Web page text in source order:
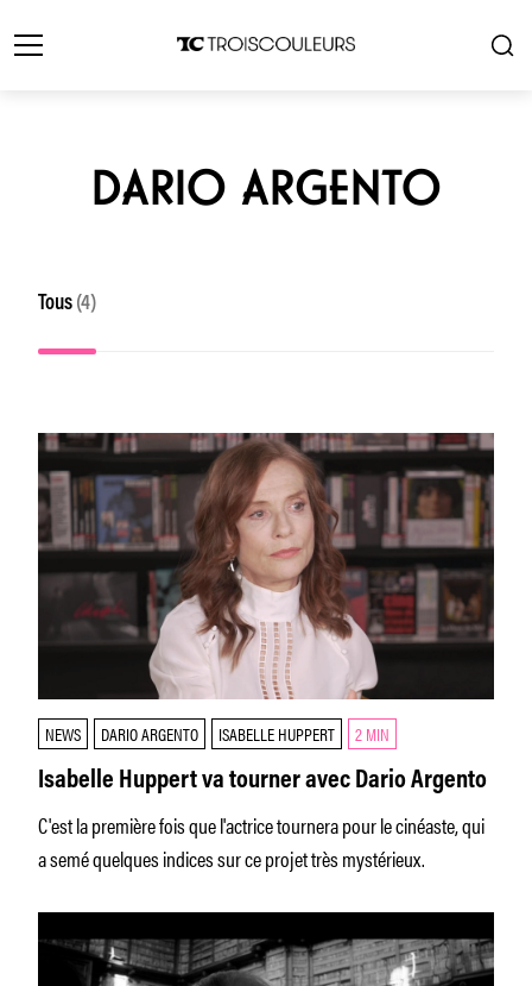
DARIO ARGENTO
Tous (4)
NEWS DARIO ARGENTO ISABELLE HUPPERT 2 MIN
Isabelle Huppert va tourner avec Dario Argento
C'est la première fois que l'actrice tournera pour le cinéaste, qui
a semé quelques indices sur ce projet très mystérieux.